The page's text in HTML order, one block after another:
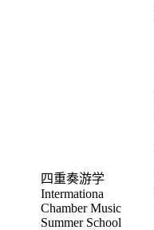
四重奏游学
Intermationa
Chamber Music
Summer School